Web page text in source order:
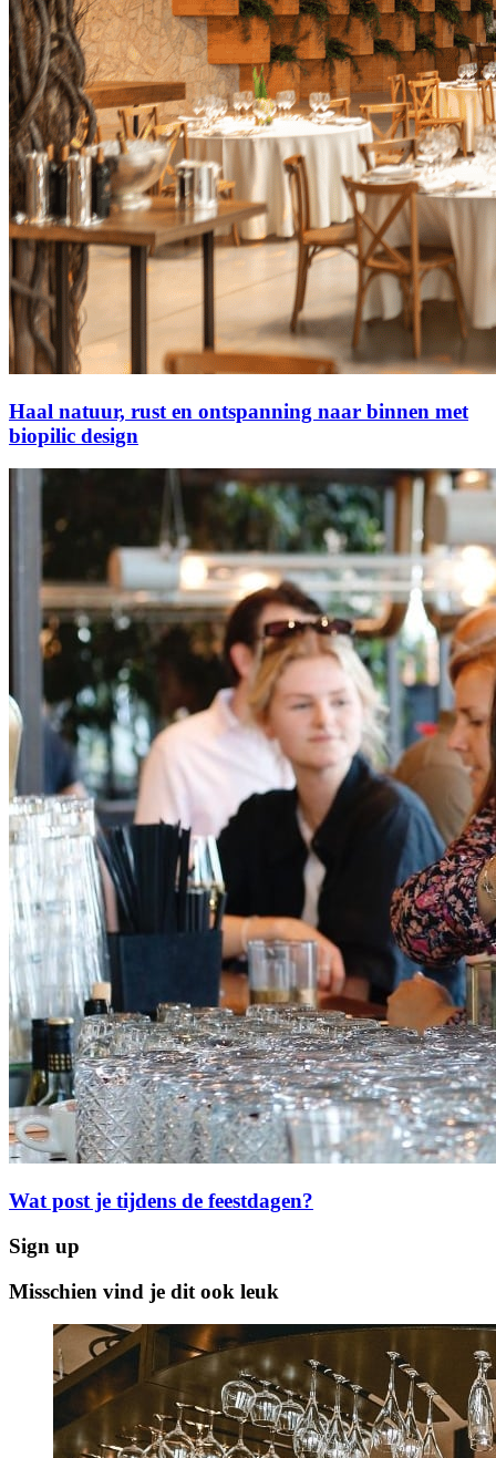
Haal natuur, rust en ontspanning naar binnen met
biopilic design
Wat post je tijdens de feestdagen?
Sign up
Misschien vind je dit ook leuk